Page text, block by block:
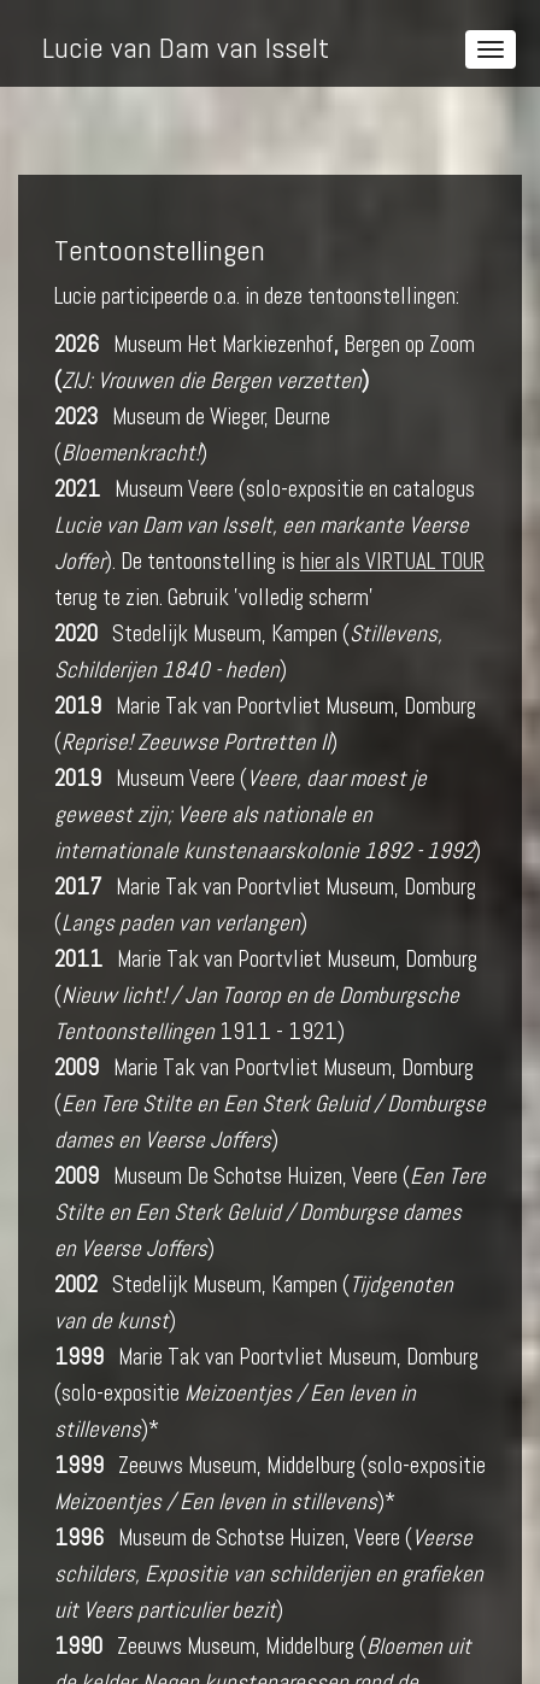
Lucie van Dam van Isselt
Tentoonstellingen
Lucie participeerde o.a. in deze tentoonstellingen:
2026 Museum Het Markiezenhof, Bergen op Zoom
(ZIJ: Vrouwen die Bergen verzetten)
2023 Museum de Wieger, Deurne
(Bloemenkracht!)
2021 Museum Veere (solo-expositie en catalogus
Lucie van Dam van Isselt, een markante Veerse
Joffer). De tentoonstelling is hier als VIRTUAL TOUR
terug te zien. Gebruik 'volledig scherm'
2020 Stedelijk Museum, Kampen (Stillevens,
Schilderijen 1840 - heden)
2019 Marie Tak van Poortvliet Museum, Domburg
(Reprise! Zeeuwse Portretten II)
2019 Museum Veere (Veere, daar moest je
geweest zijn; Veere als nationale en
internationale kunstenaarskolonie 1892 - 1992)
2017 Marie Tak van Poortvliet Museum, Domburg
(Langs paden van verlangen)
2011 Marie Tak van Poortvliet Museum, Domburg
(Nieuw licht! / Jan Toorop en de Domburgsche
Tentoonstellingen 1911 - 1921)
2009 Marie Tak van Poortvliet Museum, Domburg
(Een Tere Stilte en Een Sterk Geluid / Domburgse
dames en Veerse Joffers)
2009 Museum De Schotse Huizen, Veere (Een Tere
Stilte en Een Sterk Geluid / Domburgse dames
en Veerse Joffers)
2002 Stedelijk Museum, Kampen (Tijdgenoten
van de kunst)
1999 Marie Tak van Poortvliet Museum, Domburg
(solo-expositie Meizoentjes / Een leven in
stillevens)*
1999 Zeeuws Museum, Middelburg (solo-expositie
Meizoentjes / Een leven in stillevens)*
1996 Museum de Schotse Huizen, Veere (Veerse
schilders, Expositie van schilderijen en grafieken
uit Veers particulier bezit)
1990 Zeeuws Museum, Middelburg (Bloemen uit